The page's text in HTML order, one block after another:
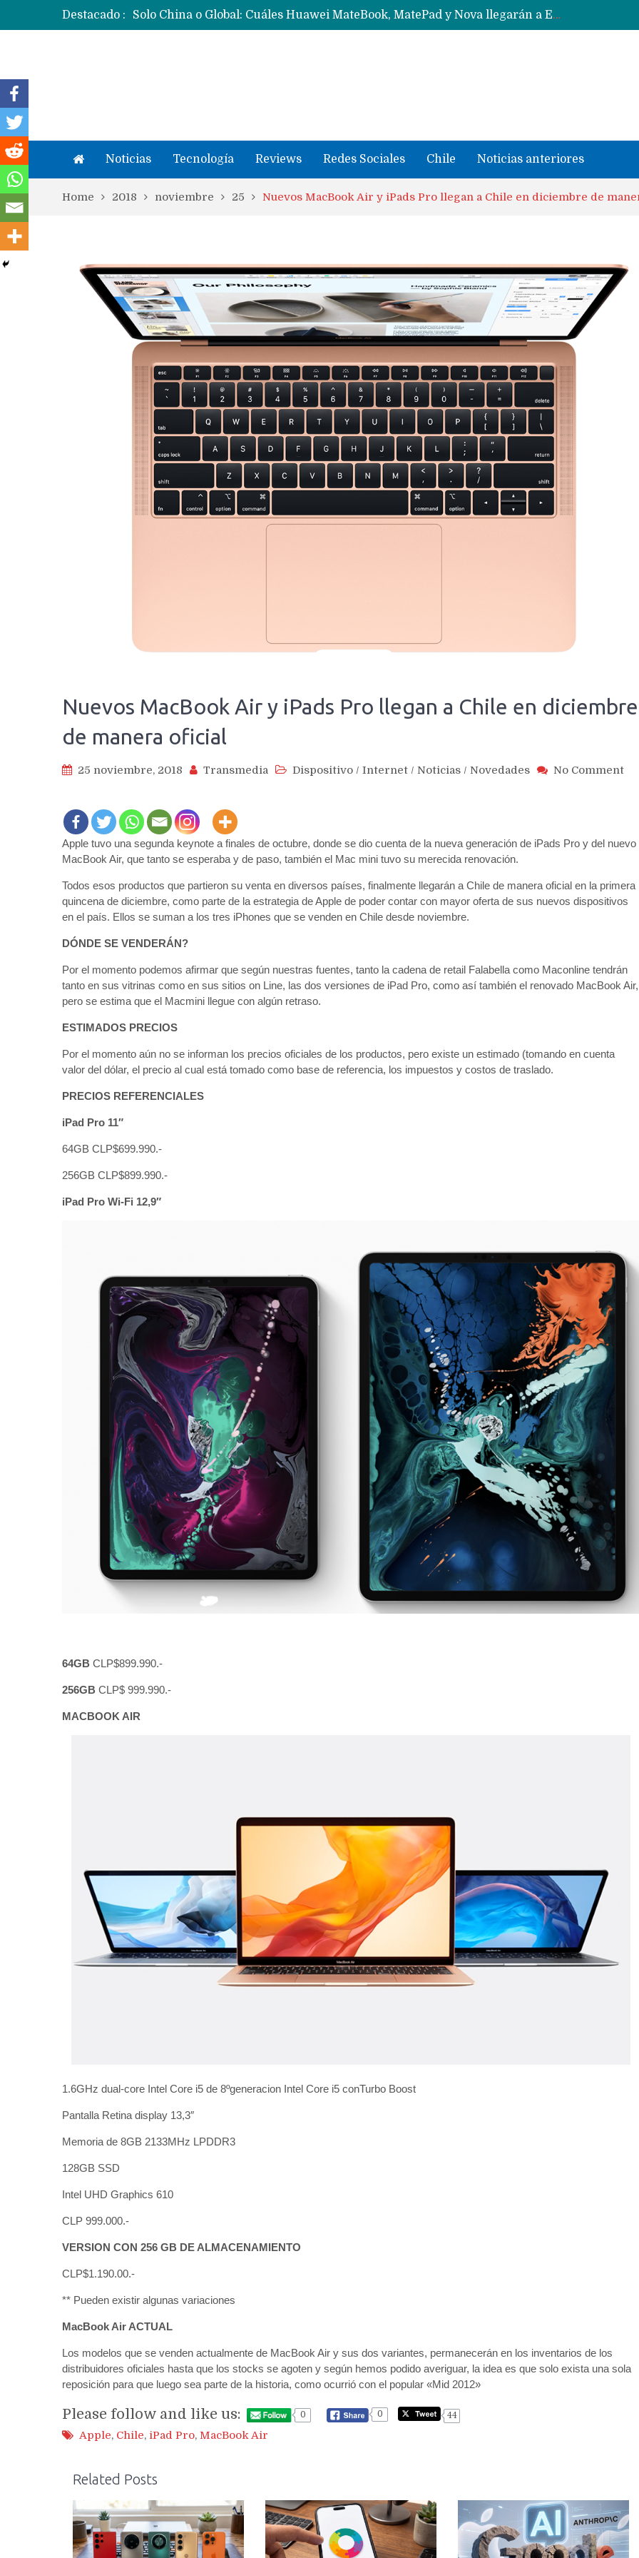
Destacado :
Data Centers de Huawei en Chile, México, Brasil,Perú y Argentina podrían verse afectados por arremetida de EE.UU
Fabricantes suben precios de teléfonos y ganan más dinero en un mercado donde Xiaomi alerta por no mejorar ventas
Noticias Tecnología Reviews Redes Sociales Chile Noticias anteriores
Home 2018 noviembre 25 Nuevos MacBook Air y iPads Pro llegan a Chile en diciembre de
Nuevos MacBook Air y iPads Pro llegan a Chile en diciembre
de manera oficial
25 noviembre, 2018 Transmedia Dispositivo / Internet / Noticias / Novedades No Commenton
a
Apple tuvo una segunda keynote a finales de octubre, donde se dio cuenta de la nueva generación de iPads Pro y del nuevo
MacBook Air, que tanto se esperaba y de paso, también el Mac mini tuvo su merecida renovación.
Todos esos productos que partieron su venta en diversos países, finalmente llegarán a Chile de manera oficial en la primera
quincena de diciembre, como parte de la estrategia de Apple de poder contar con mayor oferta de sus nuevos dispositivos
en el país. Ellos se suman a los tres iPhones que se venden en Chile desde noviembre.
DÓNDE SE VENDERÁN?
Por el momento podemos afirmar que según nuestras fuentes, tanto la cadena de retail Falabella como Maconline tendrán
tanto en sus vitrinas como en sus sitios on Line, las dos versiones de iPad Pro, como así también el renovado MacBook Air,
pero se estima que el Macmini llegue con algún retraso.
ESTIMADOS PRECIOS
Por el momento aún no se informan los precios oficiales de los productos, pero existe un estimado (tomando en cuenta
valor del dólar, el precio al cual está tomado como base de referencia, los impuestos y costos de traslado.
PRECIOS REFERENCIALES
iPad Pro 11″
64GB CLP$699.990.-
256GB CLP$899.990.-
iPad Pro Wi-Fi 12,9″
64GB CLP$899.990.-
256GB CLP$ 999.990.-
MACBOOK AIR
1.6GHz dual-core Intel Core i5 de 8ºgeneracion Intel Core i5 conTurbo Boost
Pantalla Retina display 13,3″
Memoria de 8GB 2133MHz LPDDR3
128GB SSD
Intel UHD Graphics 610
CLP 999.000.-
VERSION CON 256 GB DE ALMACENAMIENTO
CLP$1.190.00.-
** Pueden existir algunas variaciones
MacBook Air ACTUAL
Los modelos que se venden actualmente de MacBook Air y sus dos variantes, permanecerán en los inventarios de los
distribuidores oficiales hasta que los stocks se agoten y según hemos podido averiguar, la idea es que solo exista una sola
reposición para que luego sea parte de la historia, como ocurrió con el popular «Mid 2012»
Please follow and like us: 0 0 44
Apple, Chile, iPad Pro, MacBook Air
Related Posts